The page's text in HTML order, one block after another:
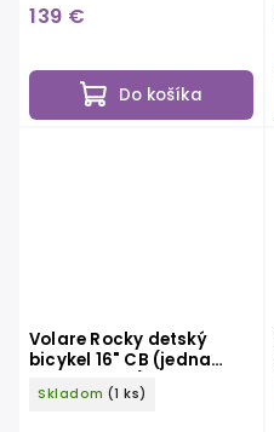
139 €
Do košíka
Volare Rocky detský
bicykel 16" CB (jedna
ručná brzda), sivý
Skladom (1 ks)